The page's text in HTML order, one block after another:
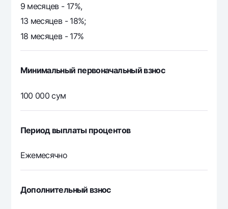
9 месяцев - 17%,
13 месяцев - 18%;
18 месяцев - 17%
Минимальный первоначальный взнос
100 000 сум
Период выплаты процентов
Ежемесячно
Дополнительный взнос